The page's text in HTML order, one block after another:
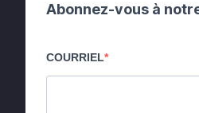
Abonnez-vous à
COURRIEL